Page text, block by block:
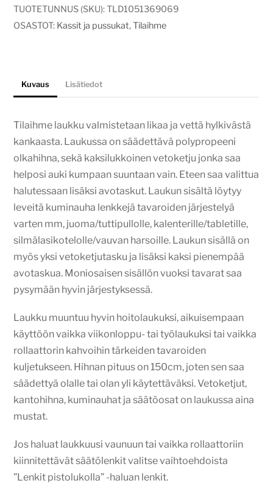
määrä
TUOTETUNNUS (SKU):TLD1051369069
OSASTOT: Kassit ja pussukat,Tilaihme
Kuvaus Lisätiedot
Tilaihme laukku valmistetaan likaa ja vettä hylkivästä
kankaasta. Laukussa on säädettävä polypropeeni
olkahihna, sekä kaksilukkoinen vetoketju jonka saa
helposi auki kumpaan suuntaan vain. Eteen saa valittua
halutessaan lisäksi avotaskut. Laukun sisältä löytyy
leveitä kuminauha lenkkejä tavaroiden järjestelyä
varten mm, juoma/tuttipullolle, kalenterille/tabletille,
silmälasikotelolle/vauvan harsoille. Laukun sisällä on
myös yksi vetoketjutasku ja lisäksi kaksi pienempää
avotaskua. Moniosaisen sisällön vuoksi tavarat saa
pysymään hyvin järjestyksessä.
Laukku muuntuu hyvin hoitolaukuksi, aikuisempaan
käyttöön vaikka viikonloppu- tai työlaukuksi tai vaikka
rollaattorin kahvoihin tärkeiden tavaroiden
kuljetukseen. Hihnan pituus on 150cm, joten sen saa
säädettyä olalle tai olan yli käytettäväksi. Vetoketjut,
kantohihna, kuminauhat ja säätöosat on laukussa aina
mustat.
Jos haluat laukkuusi vaunuun tai vaikka rollaattoriin
kiinnitettävät säätölenkit valitse vaihtoehdoista
”Lenkit pistolukolla” -haluan lenkit.